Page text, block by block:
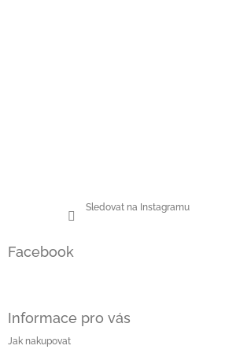
Sledovat na Instagramu
Facebook
Informace pro vás
Jak nakupovat